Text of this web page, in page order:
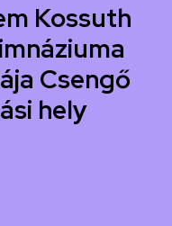
Kossuth
Csengő
hely